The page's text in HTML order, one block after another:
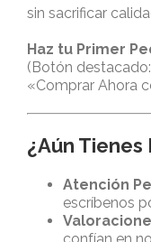
sin sacrificar
Haz tu Primer
(Botón
«Comprar Ahora
¿Aún Tienes
Atención
escríbenos